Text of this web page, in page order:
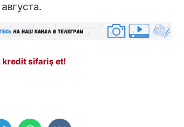
kredit sifariş et!